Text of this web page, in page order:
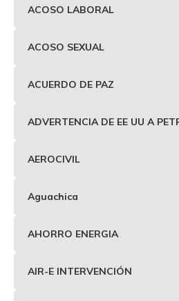
ACOSO LABORAL
ACOSO SEXUAL
ACUERDO DE PAZ
ADVERTENCIA DE EE UU A
AEROCIVIL
Aguachica
AHORRO ENERGIA
AIR-E INTERVENCIÓN